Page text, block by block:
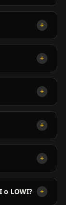
+
+
+
+
+
LOWI? +